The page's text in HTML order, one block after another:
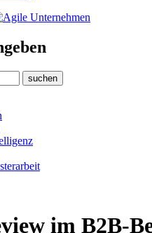
suchen
im B2B-